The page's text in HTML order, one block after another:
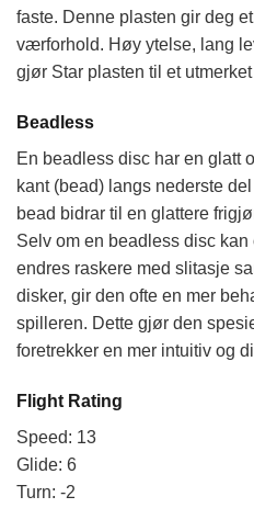
faste. Denne plasten gir deg
værforhold. Høy ytelse, lang
gjør Star plasten til et
Beadless
En beadless disc har en glatt
kant (bead) langs nederste
bead bidrar til en glattere
Selv om en beadless disc
endres raskere med slitasje
disker, gir den ofte en mer
spilleren. Dette gjør den
foretrekker en mer intuitiv og
Flight Rating
Speed: 13
Glide: 6
Turn: -2